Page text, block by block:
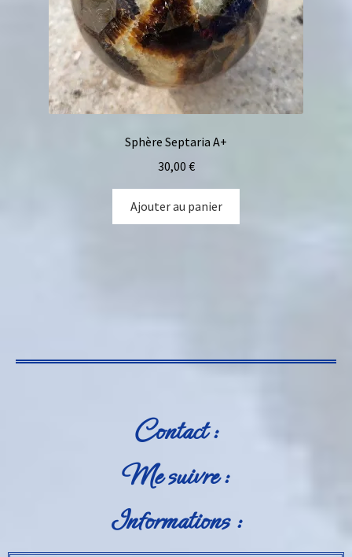
Sphère Septaria A+
30,00 €
Ajouter au panier
Contact :
Me suivre :
Informations :